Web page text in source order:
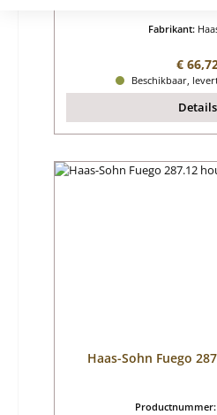
Fabrikant:
€
Beschikbaar,
Details
Haas-Sohn Fuego
Productnummer: